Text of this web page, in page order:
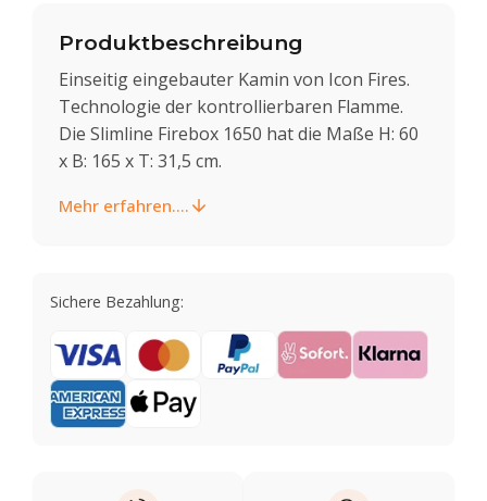
Produktbeschreibung
Einseitig eingebauter Kamin von Icon Fires.
Technologie der kontrollierbaren Flamme.
Die Slimline Firebox 1650 hat die Maße H: 60
x B: 165 x T: 31,5 cm.
Mehr erfahren....
Sichere Bezahlung: